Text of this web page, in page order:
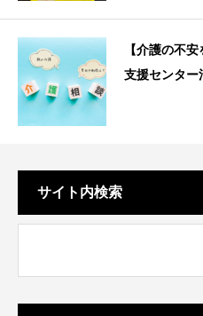
【介護の不
支援センター
サイト内検索